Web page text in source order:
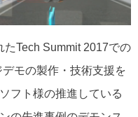
Tech Summit 2017での
モの製作・技術支援を
フト様の推進している